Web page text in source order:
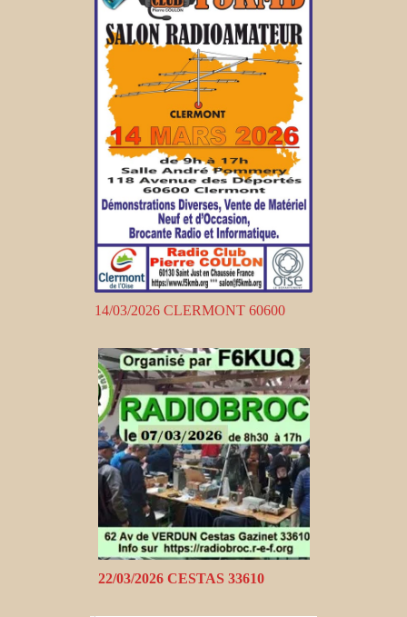
14/03/2026 CLERMONT 60600
22/03/2026 CESTAS 33610